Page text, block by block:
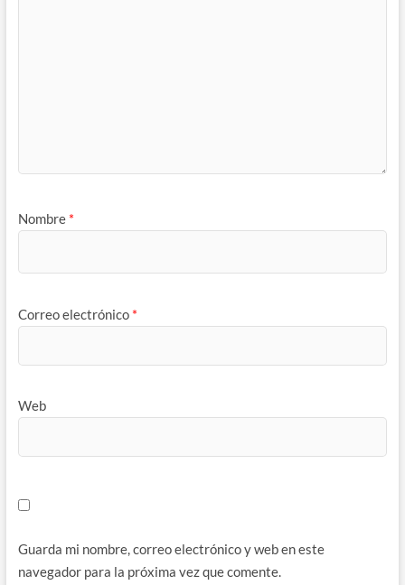
Nombre *
Correo electrónico *
Web
Guarda mi nombre, correo electrónico y web en este
navegador para la próxima vez que comente.